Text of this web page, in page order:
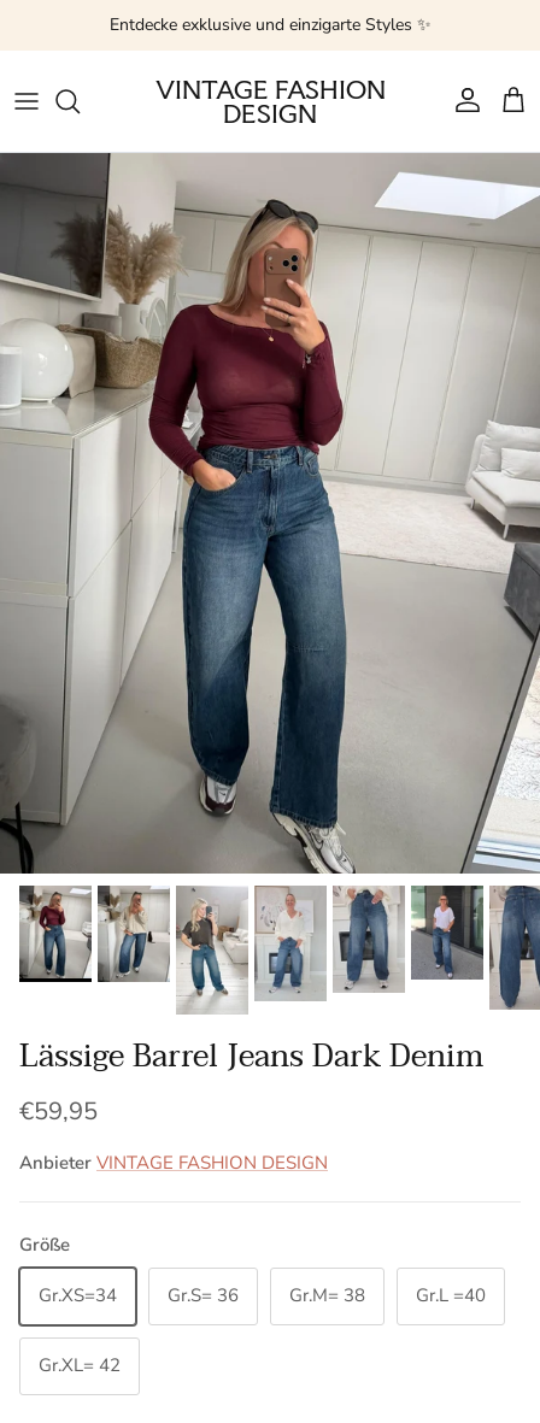
Direkt zum InhaltEntdecke exklusive und einzigarte Styles ✨
VINTAGE FASHION
DESIGN Konto
Zu Produktinformationen springen
Lässige Barrel Jeans Dark Denim
Normaler Preis
€59,95
Anbieter VINTAGE FASHION DESIGN
Größe
Gr.XS=34 Gr.S= 36 Gr.M= 38 Gr.L =40
Gr.XL= 42